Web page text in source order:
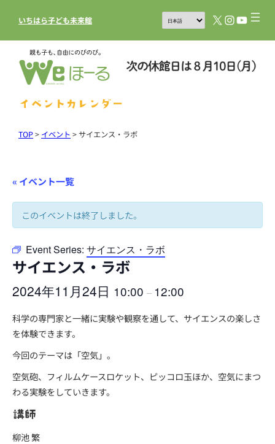
いちはら子ども未来館 X Instagram
YouTube
イベントカレンダー
TOP> イベント >サイエンス・ラボ
« イベント一覧
このイベントは終了しました。
Event Series: サイエンス・ラボ
サイエンス・ラボ
2024年11月24日 10:00 – 12:00
科学の専門家と一緒に実験や観察を通して、サイエンスの楽しさ
を体験できます。
今回のテーマは「空気」。
空気砲、フィルムケースロケット、ピッコロ玉ほか、空気にまつ
わる実験をしていきます。
講師
柳池 繁